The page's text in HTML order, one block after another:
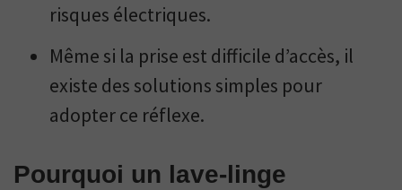
risques électriques.
Même si la prise est difficile d’accès, il
existe des solutions simples pour
adopter ce réflexe.
Pourquoi un lave-linge